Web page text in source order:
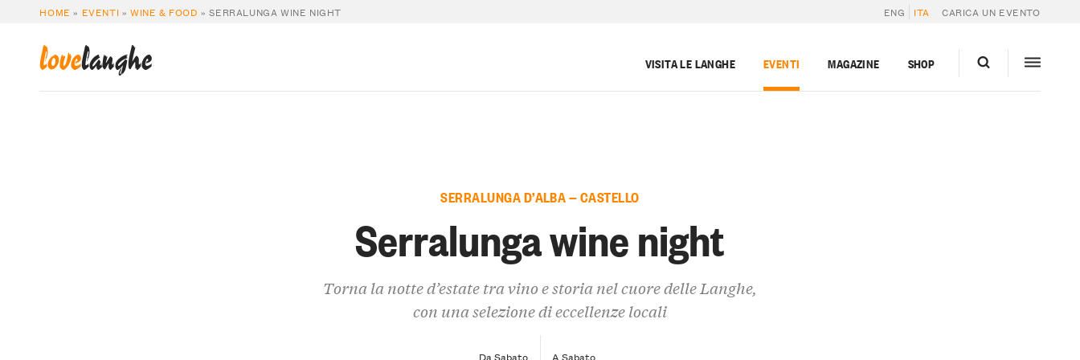
HOME » EVENTI »WINE & FOOD »SERRALUNGA WINE NIGHT ENG ITA CARICA UN EVENTO
lovelanghe VISITA LE LANGHE EVENTI MAGAZINE SHOP
SERRALUNGA D’ALBA — CASTELLO
Serralunga wine night
Torna la notte d’estate tra vino e storia nel cuore delle Langhe,
con una selezione di eccellenze locali
Da Sabato A Sabato